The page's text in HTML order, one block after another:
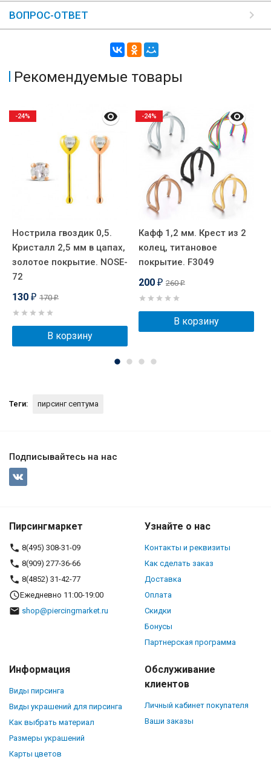
ВОПРОС-ОТВЕТ
Рекомендуемые товары
Нострила гвоздик 0,5.
Кристалл 2,5 мм в цапах,
золотое покрытие. NOSE-
72
130 ₽ 170₽
В корзину
-24%
Кафф 1,2 мм. Крест из 2
колец, титановое
покрытие. F3049
200 ₽ 260₽
В корзину
-24%
Теги: пирсинг септума
Подписывайтесь на нас
Пирсингмаркет
8(495) 308-31-09
8(909) 277-36-66
8(4852) 31-42-77
Ежедневно 11:00-19:00
shop@piercingmarket.ru
Узнайте о нас
Контакты и реквизиты
Как сделать заказ
Доставка
Оплата
Скидки
Бонусы
Партнерская программа
Информация
Виды пирсинга
Виды украшений для пирсинга
Как выбрать материал
Размеры украшений
Карты цветов
Обслуживание
клиентов
Личный кабинет покупателя
Ваши заказы